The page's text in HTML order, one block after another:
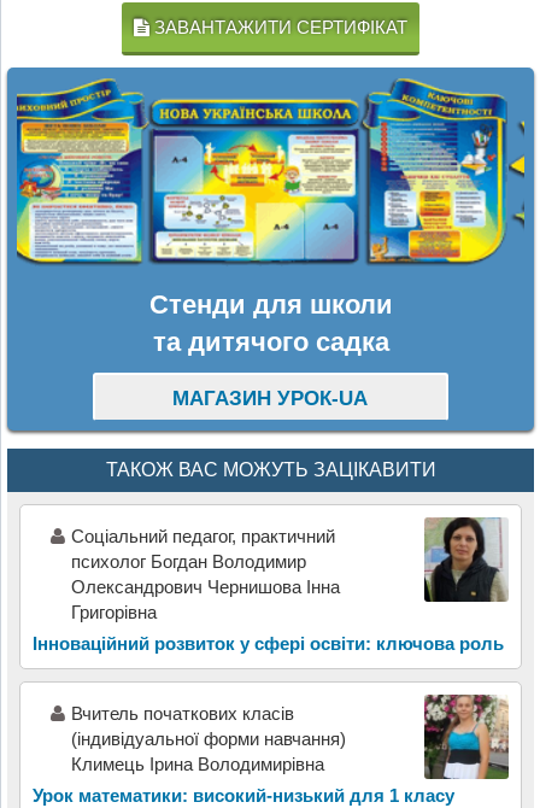
ЗАВАНТАЖИТИ СЕРТИФІКАТ
Стенди для школи
та дитячого садка
МАГАЗИН УРОК-UA
ТАКОЖ ВАС МОЖУТЬ ЗАЦІКАВИТИ
Соціальний педагог, практичний
психолог Богдан Володимир
Олександрович Чернишова Інна
Григорівна
Інноваційний розвиток у сфері освіти: ключова роль
Вчитель початкових класів
(індивідуальної форми навчання)
Климець Ірина Володимирівна
Урок математики: високий-низький для 1 класу